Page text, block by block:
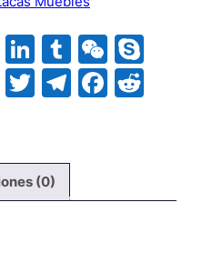
WhatsApp
LinkedIn
Tumblr
Threads
Twitter
Telegram
(0)